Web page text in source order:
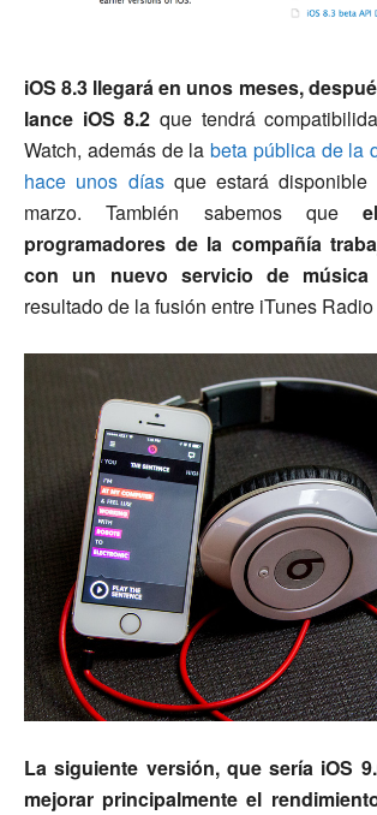
iOS 8.3 llegará en unos meses,
lance iOS 8.2 que tendrá
Watch, además de labeta pública de la
hace unos días que estará
marzo. También sabemos que
programadores de la compañía
con un nuevo servicio de música
resultado de la fusión entre iTunes
La siguiente versión, que sería iOS
mejorar principalmente el